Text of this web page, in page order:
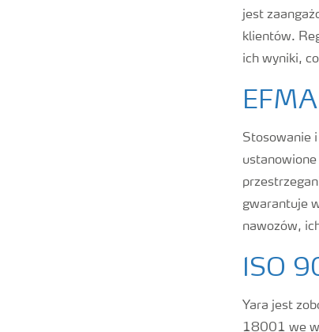
jest
klientów.
ich wyniki,
Stosowanie
gwarantuje
nawozów,
ISO
Yara jest
18001 we